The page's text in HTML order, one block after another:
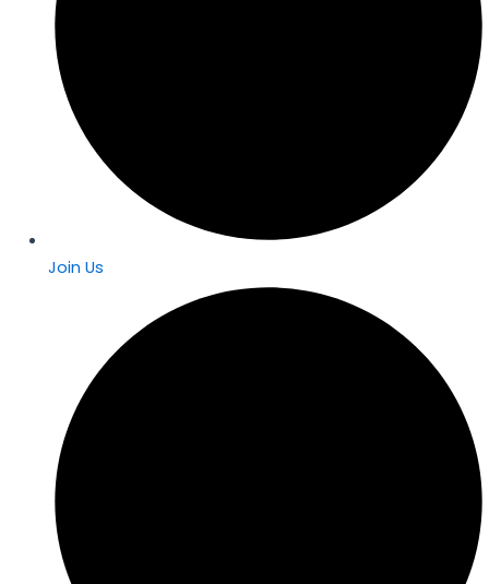
Join Us